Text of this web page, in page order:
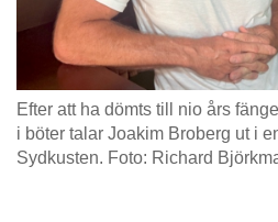
Efter att ha dömts till nio års
i böter talar Joakim Broberg ut i
Sydkusten. Foto: Richard